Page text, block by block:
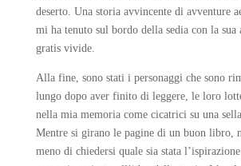
deserto. Una storia avvincente di avventure
mi ha tenuto sul bordo della sedia con la sua
gratis vivide.
Alla fine, sono stati i personaggi che sono
lungo dopo aver finito di leggere, le loro
nella mia memoria come cicatrici su una
Mentre si girano le pagine di un buon libro,
meno di chiedersi quale sia stata